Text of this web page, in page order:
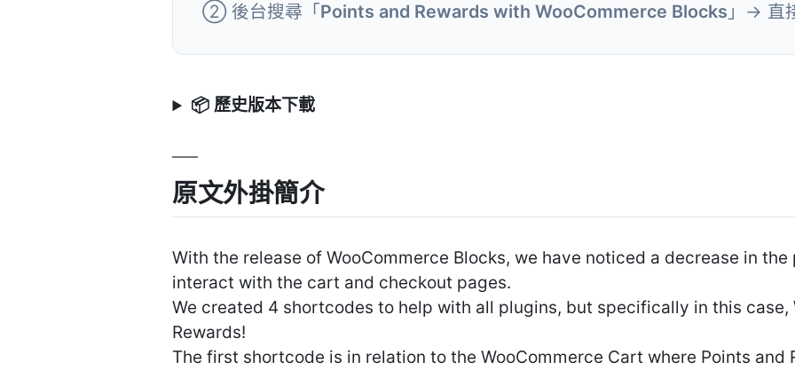
② 後台搜尋「Points and Rewards with WooCommerce Blocks 」→ 直
📦 歷史版本下載
原文外掛簡介
With the release of WooCommerce Blocks, we have noticed a decrease in
interact with the cart and checkout pages.
We created 4 shortcodes to help with all plugins, but specifically in this case,
Rewards!
The first shortcode is in relation to the WooCommerce Cart where Points and